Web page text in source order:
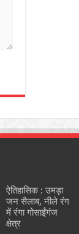
ऐतिहासिक : उमड़ा
जन सैलाब, नीले रंग
में रंगा गोसाईंगंज
क्षेत्र